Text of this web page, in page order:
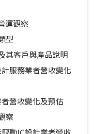
運觀察
型
其客戶與產品說明
服務業者營收變化
營收變化及預估
察